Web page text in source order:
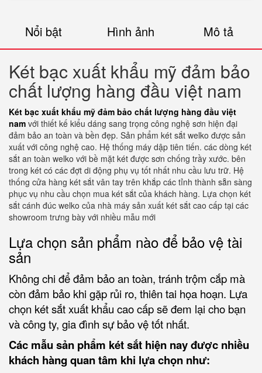
Nổi bật Hình ảnh Mô tả
Két bạc xuất khẩu mỹ đảm bảo
chất lượng hàng đầu việt nam
Két bạc xuất khẩu mỹ đảm bảo chất lượng hàng đầu việt
nam với thiết kế kiểu dáng sang trọng công nghệ sơn hiện đại
đảm bảo an toàn và bền đẹp. Sản phẩm két sắt welko được sản
xuất với công nghệ cao. Hệ thống máy dập tiên tiến. các dòng két
sắt an toàn welko với bề mặt két được sơn chống trầy xước. bên
trong két có các đợt di động phụ vụ tốt nhất nhu cầu lưu trữ. Hệ
thống cửa hàng két sắt vân tay trên khắp các tỉnh thành sẵn sàng
phục vụ nhu cầu chọn mua két sắt của khách hàng. Lựa chọn két
sắt cánh đúc welko của nhà máy sản xuất két sắt cao cấp tại các
showroom trưng bày với nhiều mẫu mới
Lựa chọn sản phẩm nào để bảo vệ tài
sản
Không chi để đảm bảo an toàn, tránh trộm cắp mà
còn đảm bảo khi gặp rủi ro, thiên tai họa hoạn. Lựa
chọn két sắt xuất khẩu cao cấp sẽ đem lại cho bạn
và công ty, gia đình sự bảo vệ tốt nhất.
Các mẫu sản phẩm két sắt hiện nay được nhiều
khách hàng quan tâm khi lựa chọn như: